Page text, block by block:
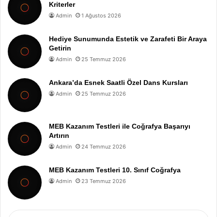
Kriterler
Admin 1 Ağustos 2026
Hediye Sunumunda Estetik ve Zarafeti Bir Araya
Getirin
Admin 25 Temmuz 2026
Ankara’da Esnek Saatli Özel Dans Kursları
Admin 25 Temmuz 2026
MEB Kazanım Testleri ile Coğrafya Başarıyı
Artırın
Admin 24 Temmuz 2026
MEB Kazanım Testleri 10. Sınıf Coğrafya
Admin 23 Temmuz 2026